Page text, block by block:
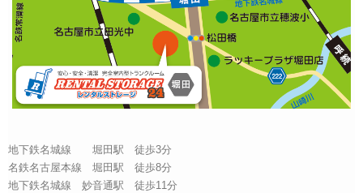
地下鉄名城線 堀田駅 徒歩3分
名鉄名古屋本線 堀田駅 徒歩8分
地下鉄名城線 妙音通駅 徒歩11分